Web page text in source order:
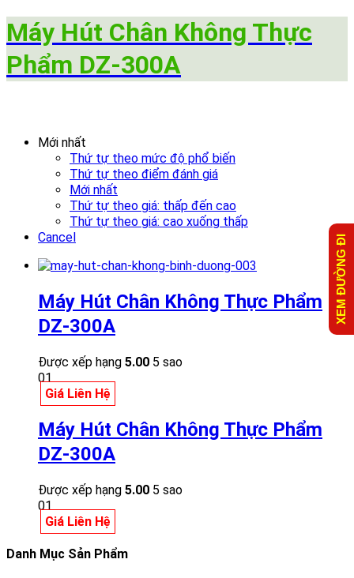
Máy Hút Chân Không Thực
Phẩm DZ-300A
Mới nhất
Thứ tự theo mức độ phổ biến
Thứ tự theo điểm đánh giá
Mới nhất
Thứ tự theo giá: thấp đến cao
Thứ tự theo giá: cao xuống thấp
Cancel
Máy Hút Chân Không Thực Phẩm
DZ-300A
Được xếp hạng 5.00 5 sao
01
Giá Liên Hệ
Máy Hút Chân Không Thực Phẩm
DZ-300A
Được xếp hạng 5.00 5 sao
01
Giá Liên Hệ
Danh Mục Sản Phẩm
XEM ĐƯỜNG ĐI